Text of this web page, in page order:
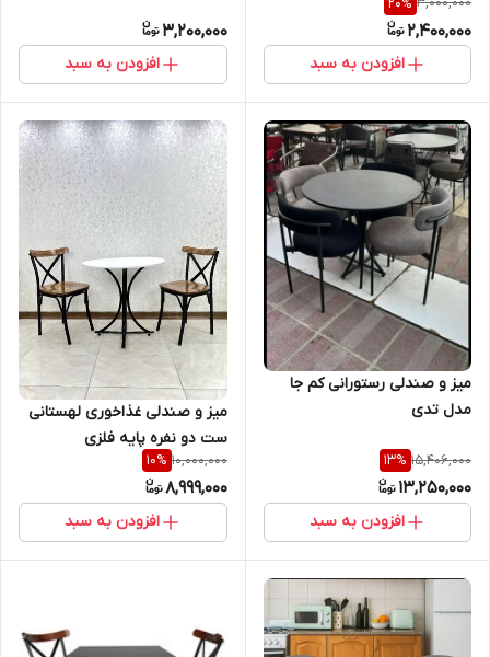
2,400,000
افزودن به سبد
3,200,000
افزودن به سبد
میز و صندلی رستورانی کم جا
مدل تدی
15,406,000
13%
13,250,000
افزودن به سبد
میز و صندلی غذاخوری لهستانی
ست دو نفره پایه فلزی
10,000,000
10%
8,999,000
افزودن به سبد